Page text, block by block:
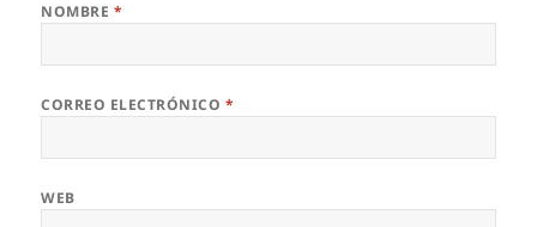
NOMBRE *
CORREO ELECTRÓNICO *
WEB